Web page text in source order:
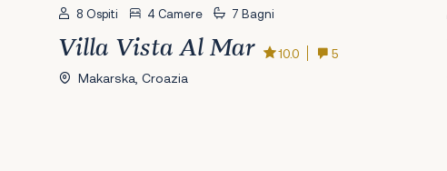
8 Ospiti 4 Camere 7 Bagni
Villa Vista Al Mar 10.0
5
Makarska, Croazia